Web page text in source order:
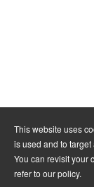
This website uses
is used and to target
You can revisit your
refer to our policy.